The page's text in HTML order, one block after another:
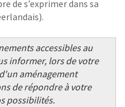
de s’exprimer dans sa
accessibles au
informer, lors de votre
aménagement
de répondre à votre
possibilités.